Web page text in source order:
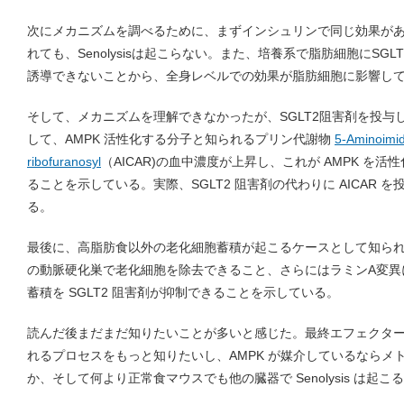
次にメカニズムを調べるために、まずインシュリンで同じ効果が
れても、Senolysisは起こらない。また、培養系で脂肪細胞に
誘導できないことから、全身レベルでの効果が脂肪細胞に影響し
そして、メカニズムを理解できなかったが、SGLT2阻害剤を投与
して、AMPK 活性化する分子と知られるプリン代謝物 5-
ribofuranosyl （AICAR)の血中濃度が上昇し、これが AMPK を活
ることを示している。実際、SGLT2 阻害剤の代わりに AICAR を
る。
最後に、高脂肪食以外の老化細胞蓄積が起こるケースとして知ら
の動脈硬化巣で老化細胞を除去できること、さらにはラミンA変
蓄積を SGLT2 阻害剤が抑制できることを示している。
読んだ後まだまだ知りたいことが多いと感じた。最終エフェクタ
れるプロセスをもっと知りたいし、AMPK が媒介しているならメ
か、そして何より正常食マウスでも他の臓器で Senolysis は起こ